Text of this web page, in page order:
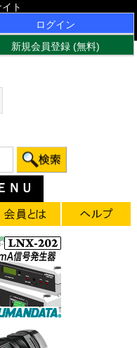
ト
ログイン
新規会員登録 (無料)
ＮＵ